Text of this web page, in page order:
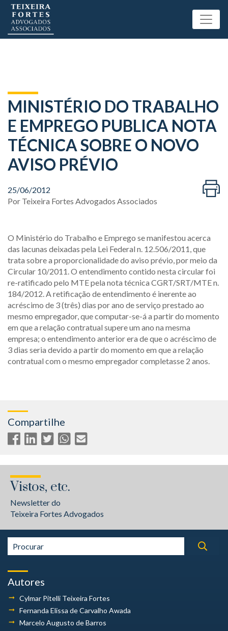
MINISTÉRIO DO TRABALHO
E EMPREGO PUBLICA NOTA
TÉCNICA SOBRE O NOVO
AVISO PRÉVIO
25/06/2012
Por Teixeira Fortes Advogados Associados
O Ministério do Trabalho e Emprego se manifestou acerca
das lacunas deixadas pela Lei Federal n. 12.506/2011, que
trata sobre a proporcionalidade do aviso prévio, por meio da
Circular 10/2011. O entendimento contido nesta circular foi
re-ratificado pelo MTE pela nota técnica CGRT/SRT/MTE n.
184/2012. A retificação de entendimento é inerente ao
acréscimo de 3 (três) dias por ano de serviço prestado ao
mesmo empregador, que computar-se-á a partir do momento
em que a relação contratual supere um ano na mesma
empresa; o entendimento anterior era de que o acréscimo de
3 dias seria devido a partir do momento em que a relação
contratual com o mesmo empregador completasse 2 anos.
Compartilhe
Vistos, etc.
Newsletter do
Teixeira Fortes Advogados
Autores
Cylmar Pitelli Teixeira Fortes
Fernanda Elissa de Carvalho Awada
Marcelo Augusto de Barros